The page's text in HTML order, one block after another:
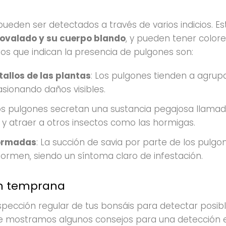
ser detectados a través de varios indicios.
y su cuerpo blando, y pueden tener
que indican la presencia de pulgones son:
de las plantas: Los pulgones tienden a
daños visibles.
pulgones secretan una sustancia pegajosa
atraer a otros insectos como las hormigas.
: La succión de savia por parte de los
siendo un síntoma claro de infestación.
temprana
regular de tus bonsáis para detectar
algunos consejos para una detección